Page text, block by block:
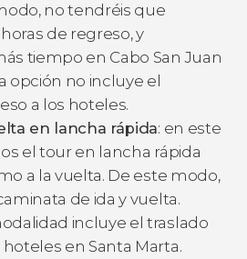
no tendréis que
de regreso, y
tiempo en Cabo San Juan
opción no incluye el
a los hoteles.
en lancha rápida: en este
el tour en lancha rápida
a la vuelta. De este modo,
de ida y vuelta.
incluye el traslado
en Santa Marta.